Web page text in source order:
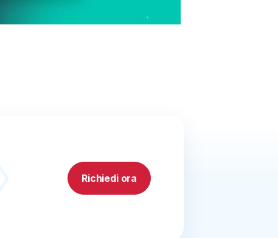
Richiedi ora